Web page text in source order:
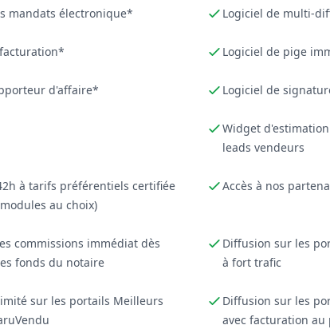
mandats électronique* Logiciel de multi-
Logiciel de pige
d'affaire* Logiciel de
Widget
leads vendeurs
à tarifs préférentiels certifiée
au choix)
Accès à nos
commissions immédiat dès
fonds du notaire
Diffusion sur les
à fort trafic
sur les portails Meilleurs
Diffusion sur les
avec facturation au